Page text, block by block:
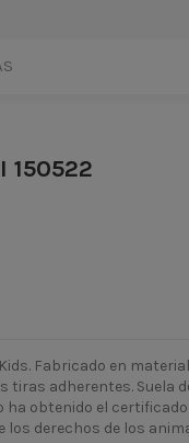
150522
Fabricado en
tiras adherentes. Suela
ha obtenido el
los derechos de los